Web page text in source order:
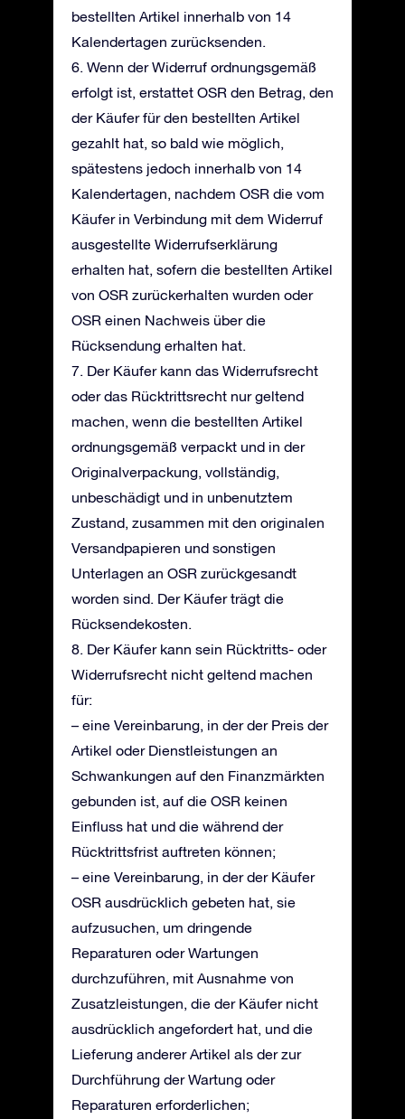
bestellten Artikel innerhalb von 14
Kalendertagen zurücksenden.
6. Wenn der Widerruf ordnungsgemäß
erfolgt ist, erstattet OSR den Betrag, den
der Käufer für den bestellten Artikel
gezahlt hat, so bald wie möglich,
spätestens jedoch innerhalb von 14
Kalendertagen, nachdem OSR die vom
Käufer in Verbindung mit dem Widerruf
ausgestellte Widerrufserklärung
erhalten hat, sofern die bestellten Artikel
von OSR zurückerhalten wurden oder
OSR einen Nachweis über die
Rücksendung erhalten hat.
7. Der Käufer kann das Widerrufsrecht
oder das Rücktrittsrecht nur geltend
machen, wenn die bestellten Artikel
ordnungsgemäß verpackt und in der
Originalverpackung, vollständig,
unbeschädigt und in unbenutztem
Zustand, zusammen mit den originalen
Versandpapieren und sonstigen
Unterlagen an OSR zurückgesandt
worden sind. Der Käufer trägt die
Rücksendekosten.
8. Der Käufer kann sein Rücktritts- oder
Widerrufsrecht nicht geltend machen
für:
– eine Vereinbarung, in der der Preis der
Artikel oder Dienstleistungen an
Schwankungen auf den Finanzmärkten
gebunden ist, auf die OSR keinen
Einfluss hat und die während der
Rücktrittsfrist auftreten können;
– eine Vereinbarung, in der der Käufer
OSR ausdrücklich gebeten hat, sie
aufzusuchen, um dringende
Reparaturen oder Wartungen
durchzuführen, mit Ausnahme von
Zusatzleistungen, die der Käufer nicht
ausdrücklich angefordert hat, und die
Lieferung anderer Artikel als der zur
Durchführung der Wartung oder
Reparaturen erforderlichen;